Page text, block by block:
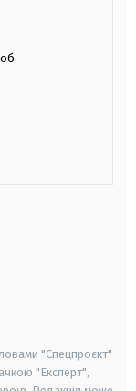
"Спецпроєкт"
"Експерт",